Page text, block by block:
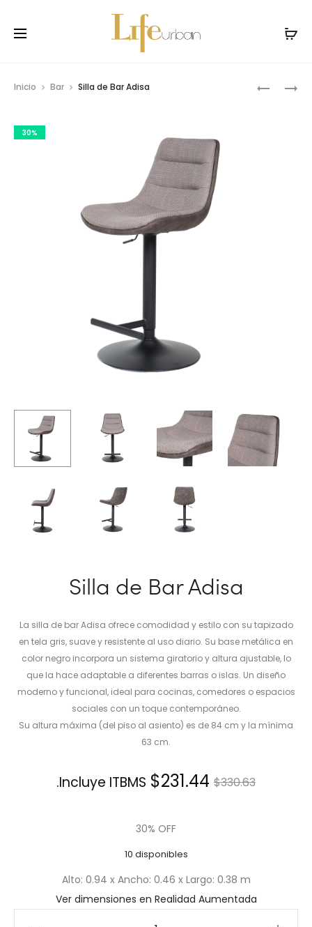
Inicio Bar Silla de Bar Adisa
30%
Silla de Bar Adisa
La silla de bar Adisa ofrece comodidad y estilo con su tapizado
en tela gris, suave y resistente al uso diario. Su base metálica en
color negro incorpora un sistema giratorio y altura ajustable, lo
que la hace adaptable a diferentes barras o islas. Un diseño
moderno y funcional, ideal para cocinas, comedores o espacios
sociales con un toque contemporáneo.
Su altura máxima (del piso al asiento) es de 84 cm y la mínima
63 cm.
$330.63
El
original
era:
$330.63.
$231.44
El
actual
es:
$231.44.
Incluye ITBMS.
30% OFF
10 disponibles
Alto: 0.94 x Ancho: 0.46 x Largo: 0.38 m
Ver dimensiones en Realidad Aumentada